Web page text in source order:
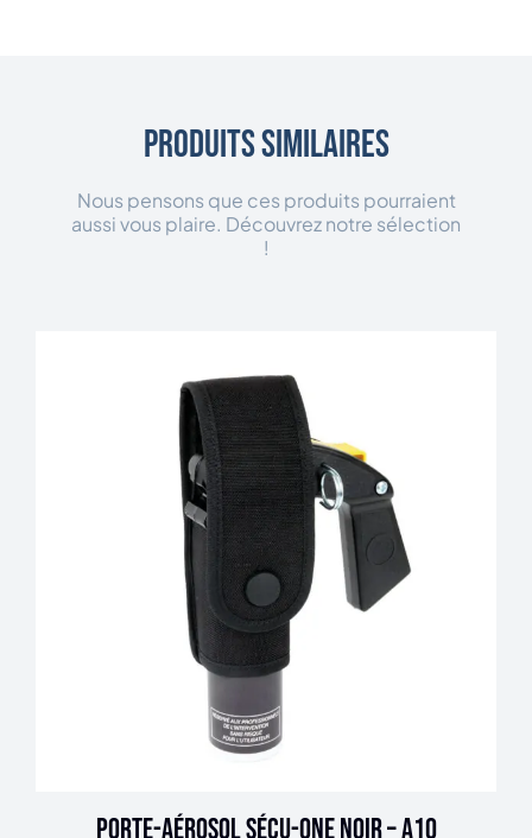
Produits similaires
Nous pensons que ces produits pourraient
aussi vous plaire. Découvrez notre sélection
!
Porte-aérosol SÉCU-ONE noir – A10